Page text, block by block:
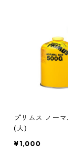
プリムス ノーマ
(大)
¥1,000